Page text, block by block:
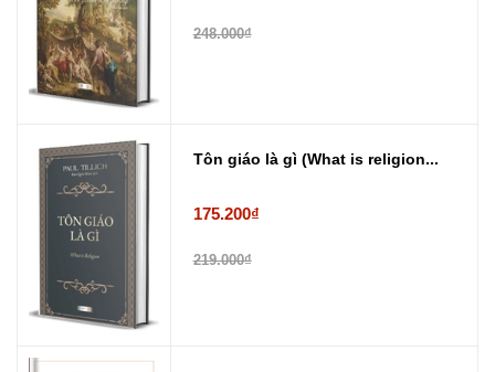
248.000₫
Tôn giáo là gì (What is religion...
175.200₫
219.000₫